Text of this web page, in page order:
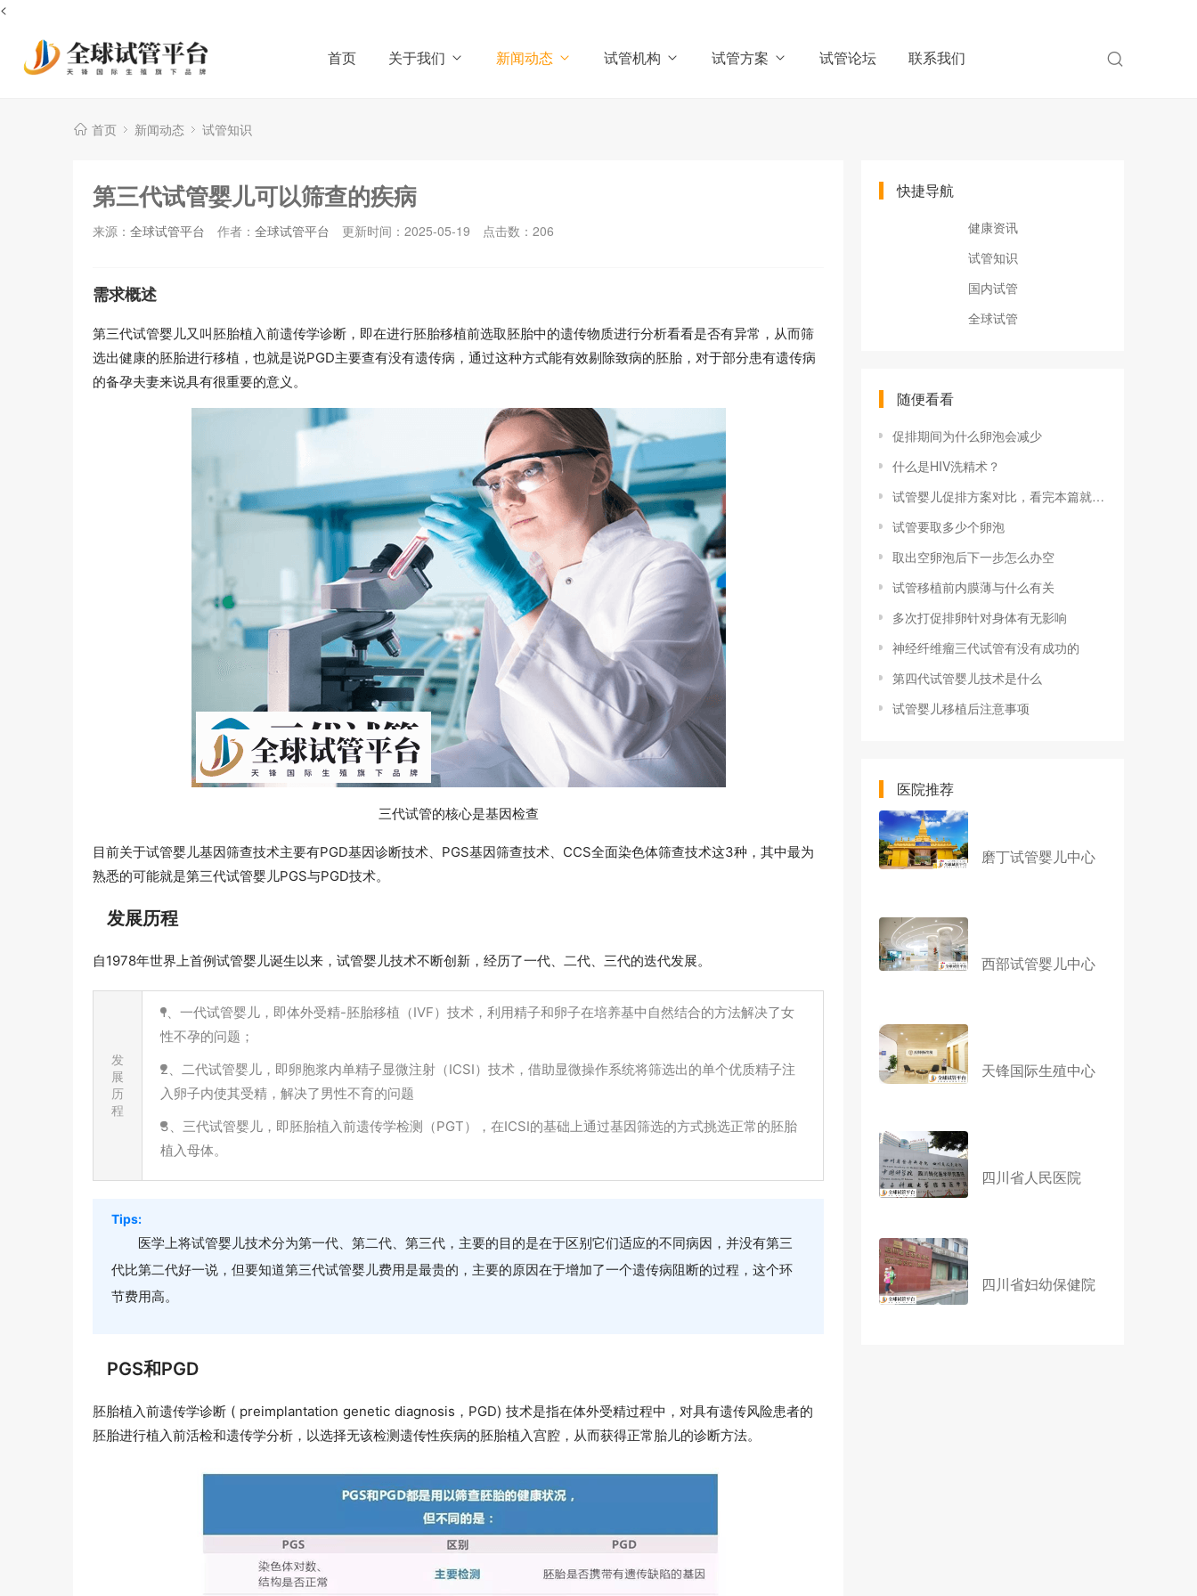
<
首页 关于我们 新闻动态 试管机构 试管方案 试管论坛 联系我们
首页 新闻动态 试管知识
第三代试管婴儿可以筛查的疾病
来源： 全球试管平台 作者： 全球试管平台 更新时间：2025-05-19 点击数： 206
需求概述
第三代试管婴儿又叫胚胎植入前遗传学诊断，即在进行胚胎移植前选取胚胎中的遗传物质进行分析看看是否有异常，从而筛
选出健康的胚胎进行移植，也就是说PGD主要查有没有遗传病，通过这种方式能有效剔除致病的胚胎，对于部分患有遗传病
的备孕夫妻来说具有很重要的意义。
三代试管的核心是基因检查
目前关于试管婴儿基因筛查技术主要有PGD基因诊断技术、PGS基因筛查技术、CCS全面染色体筛查技术这3种，其中最为
熟悉的可能就是第三代试管婴儿PGS与PGD技术。
发展历程
自1978年世界上首例试管婴儿诞生以来，试管婴儿技术不断创新，经历了一代、二代、三代的迭代发展。
发
展
历
程
1、一代试管婴儿，即体外受精-胚胎移植（IVF）技术，利用精子和卵子在培养基中自然结合的方法解决了女
性不孕的问题；
2、二代试管婴儿，即卵胞浆内单精子显微注射（ICSI）技术，借助显微操作系统将筛选出的单个优质精子注
入卵子内使其受精，解决了男性不育的问题
3、三代试管婴儿，即胚胎植入前遗传学检测（PGT），在ICSI的基础上通过基因筛选的方式挑选正常的胚胎
植入母体。
Tips:
医学上将试管婴儿技术分为第一代、第二代、第三代，主要的目的是在于区别它们适应的不同病因，并没有第三
代比第二代好一说，但要知道第三代试管婴儿费用是最贵的，主要的原因在于增加了一个遗传病阻断的过程，这个环
节费用高。
PGS和PGD
胚胎植入前遗传学诊断 ( preimplantation genetic diagnosis，PGD) 技术是指在体外受精过程中，对具有遗传风险患者的
胚胎进行植入前活检和遗传学分析，以选择无该检测遗传性疾病的胚胎植入宫腔，从而获得正常胎儿的诊断方法。
快捷导航
健康资讯
试管知识
国内试管
全球试管
随便看看
促排期间为什么卵泡会减少
什么是HIV洗精术？
试管婴儿促排方案对比，看完本篇就知选择哪个效果好了
试管要取多少个卵泡
取出空卵泡后下一步怎么办空
试管移植前内膜薄与什么有关
多次打促排卵针对身体有无影响
神经纤维瘤三代试管有没有成功的
第四代试管婴儿技术是什么
试管婴儿移植后注意事项
医院推荐
磨丁试管婴儿中心
西部试管婴儿中心
天锋国际生殖中心
四川省人民医院
四川省妇幼保健院